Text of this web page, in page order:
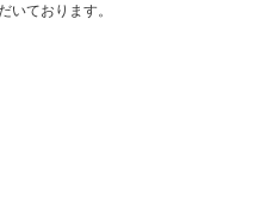
いております。